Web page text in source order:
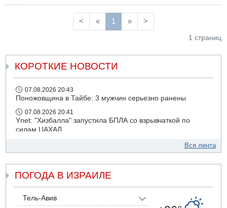
высокопоставленных гостей.
< « 1 » >
1 страниц
КОРОТКИЕ НОВОСТИ
07.08.2026 20:43
Поножовщина в Тайбе: 3 мужчин серьезно ранены
07.08.2026 20:41
Ynet: "Хизбалла" запустила БПЛА со взрывчаткой по
силам ЦАХАЛ
ДТП в Ашдоде: тяжело ранены двое маленьких детей
07.08.2026 19:14
Скончался водитель, врезавшийся в стену в
Иерусалиме
07.08.2026 17:57
Подозреваемый в домогательствах в хостеле - Гильбоа
Вся лента
ПОГОДА В ИЗРАИЛЕ
Тель-Авив